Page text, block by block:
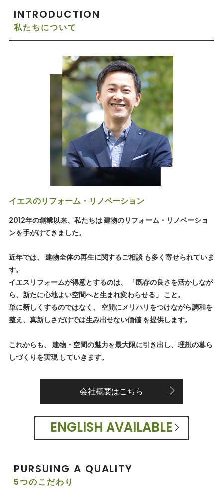
INTRODUCTION
私たちについて
イエスのリフォーム・リノベーション
2012年の創業以来、私たちは 建物のリフォーム・リノベーショ
ンを手がけてきました。
近年では、 建物全体の再生に関するご相談 も多く寄せられていま
す。
イエスリフォームが得意とするのは、 「既存の良さを活かしなが
ら、新たに心地よい空間へと生まれ変わらせる」 こと。
単に新しくするのではなく、 空間にメリハリをつけながら調和を
整え、真新しさだけでは生み出せない価値 を提供します。
これからも、 建物・空間の魅力を最大限に引き出し、理想の暮ら
しづくりを実現 していきます。
会社概要はこちら
ENGLISH AVAILABLE
PURSUING A QUALITY
5つのこだわり